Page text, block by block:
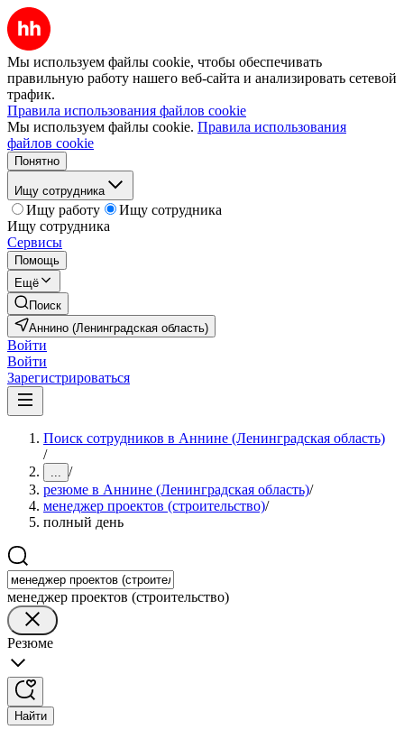
Мы используем файлы cookie, чтобы обеспечивать
правильную работу нашего веб-сайта и анализировать сетевой
трафик.
Правила использования файлов cookie
Мы используем файлы cookie. Правила использования
файлов cookie
Понятно
Ищу сотрудника
Ищу работу
Ищу сотрудника
Ищу сотрудника
Сервисы
Помощь
Ещё
Поиск
Аннино (Ленинградская область)
Войти
Войти
Зарегистрироваться
Поиск сотрудников в Аннине (Ленинградская область)
/
... /
резюме в Аннине (Ленинградская область)/
менеджер проектов (строительство)/
полный день
менеджер проектов (строительство)
Резюме
Найти